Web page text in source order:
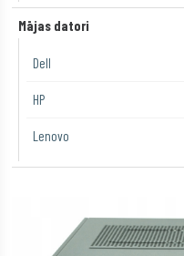
Mājas datori
Dell
HP
Lenovo